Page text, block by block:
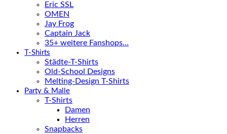
Eric SSL
OMEN
Jay Frog
Captain Jack
35+ weitere Fanshops…
T-Shirts
Städte-T-Shirts
Old-School Designs
Melting-Design T-Shirts
Party & Malle
T-Shirts
Damen
Herren
Snapbacks